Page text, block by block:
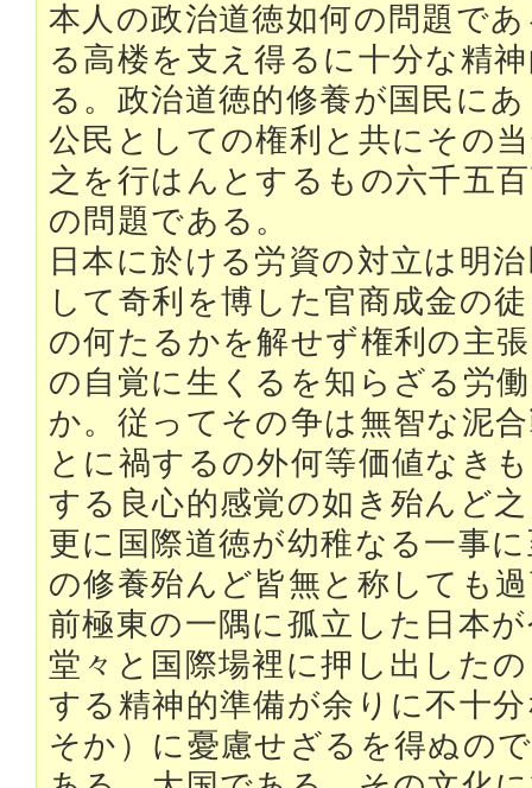
本人の政治道徳如何の問題で
る高楼を支え得るに十分な精
る。政治道徳的修養が国民に
公民としての権利と共にその
之を行はんとするもの六千五
の問題である。
日本に於ける労資の対立は明
して奇利を博した官商成金の
の何たるかを解せず権利の主
の自覚に生くるを知らざる労
か。従ってその争は無智な泥
とに禍するの外何等価値なき
する良心的感覚の如き殆んど
更に国際道徳が幼稚なる一事
の修養殆んど皆無と称しても
前極東の一隅に孤立した日本
堂々と国際場裡に押し出した
する精神的準備が余りに不十
そか）に憂慮せざるを得ぬの